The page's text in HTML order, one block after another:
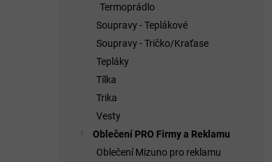
Termoprádlo
Soupravy - Teplákové
Soupravy - Tričko/Kraťase
Tepláky
Tílka
Trika
Vesty
Oblečení PRO Firmy a Reklamu
Oblečení Mizuno pro reklamu